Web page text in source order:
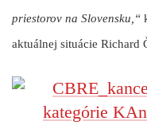
priestorov na Slovensku,“
aktuálnej situácie Richard